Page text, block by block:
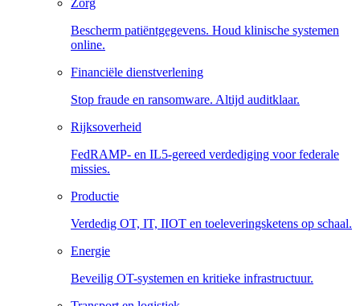
Zorg
Bescherm patiëntgegevens. Houd klinische systemen
online.
Financiële dienstverlening
Stop fraude en ransomware. Altijd auditklaar.
Rijksoverheid
FedRAMP- en IL5-gereed verdediging voor federale
missies.
Productie
Verdedig OT, IT, IIOT en toeleveringsketens op schaal.
Energie
Beveilig OT-systemen en kritieke infrastructuur.